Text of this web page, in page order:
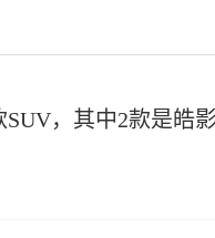
SUV，其中2款是皓